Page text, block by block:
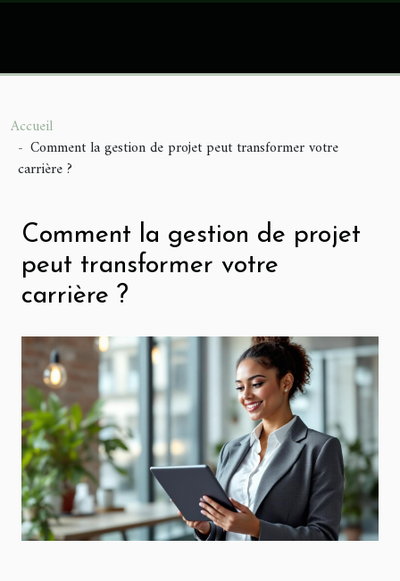
Accueil
Comment la gestion de projet peut transformer votre
carrière ?
Comment la gestion de projet
peut transformer votre
carrière ?